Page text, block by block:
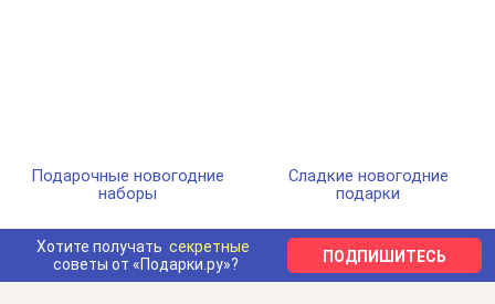
Подарочные новогодние
наборы
Сладкие новогодние
подарки
Хотите получать секретные
советы от «Подарки.ру»?
ПОДПИШИТЕСЬ